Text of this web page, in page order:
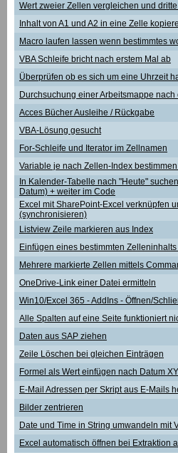
Wert zweier Zellen vergleichen und
Inhalt von A1 und A2 in eine Zelle
Macro laufen lassen wenn bestimmtes
VBA Schleife bricht nach erstem Mal ab
Überprüfen ob es sich um eine Uhrzeit
Durchsuchung einer Arbeitsmappe
Acces Bücher Ausleihe / Rückgabe
VBA-Lösung gesucht
For-Schleife und Iterator im Zellnamen
Variable je nach Zellen-Index
In Kalender-Tabelle nach "Heute"
Datum) + weiter im Code
Excel mit SharePoint-Excel verknüpfen
(synchronisieren)
Listview Zeile markieren aus Index
Einfügen eines bestimmten
Mehrere markierte Zellen mittels
OneDrive-Link einer Datei ermitteln
Win10/Excel 365 - AddIns - Öffnen/
Alle Spalten auf eine Seite funktioniert
Daten aus SAP ziehen
Zeile Löschen bei gleichen Einträgen
Formel als Wert einfügen nach Datum XY
E-Mail Adressen per Skript aus E-Mails
Bilder zentrieren
Date und Time in String umwandeln mit
Excel automatisch öffnen bei Extraktion